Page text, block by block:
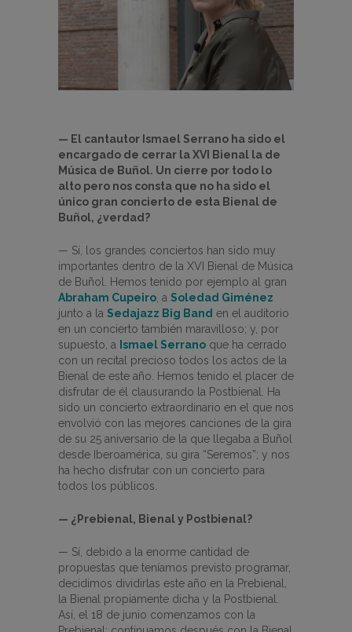
— El cantautor Ismael Serrano ha sido el
encargado de cerrar la XVI Bienal la de
Música de Buñol. Un cierre por todo lo
alto pero nos consta que no ha sido el
único gran concierto de esta Bienal de
Buñol, ¿verdad?
— Sí, los grandes conciertos han sido muy
importantes dentro de la XVI Bienal de Música
de Buñol. Hemos tenido por ejemplo al gran
Abraham Cupeiro , a Soledad Giménez
junto a la Sedajazz Big Band en el auditorio
en un concierto también maravilloso; y, por
supuesto, a Ismael Serrano que ha cerrado
con un recital precioso todos los actos de la
Bienal de este año. Hemos tenido el placer de
disfrutar de él clausurando la Postbienal. Ha
sido un concierto extraordinario en el que nos
envolvió con las mejores canciones de la gira
de su 25 aniversario de la que llegaba a Buñol
desde Iberoamérica, su gira “Seremos”; y nos
ha hecho disfrutar con un concierto para
todos los públicos.
— ¿Prebienal, Bienal y Postbienal?
— Sí, debido a la enorme cantidad de
propuestas que teníamos previsto programar,
decidimos dividirlas este año en la Prebienal,
la Bienal propiamente dicha y la Postbienal.
Así, el 18 de junio comenzamos con la